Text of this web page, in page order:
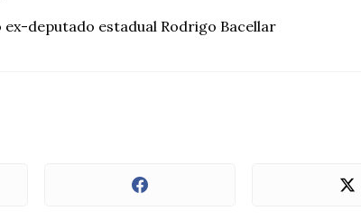
deputado estadual Rodrigo Bacellar